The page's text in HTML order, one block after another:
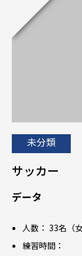
未分類
サッカー
データ
人数： 33名（
練習時間：